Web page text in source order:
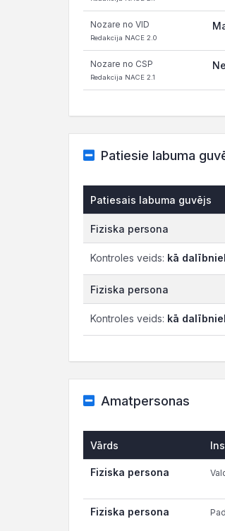
Nozare no VID
Redakcija NACE 2.0
Nozare no CSP
Redakcija NACE 2.1
Patiesie labuma
Patiesais labuma guvējs
Fiziska persona
Kontroles veids: kā
Fiziska persona
Kontroles veids: kā
Amatpersonas
Vārds
Fiziska persona
Fiziska persona